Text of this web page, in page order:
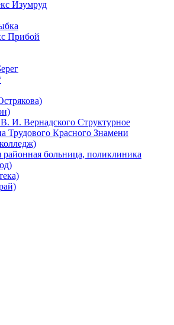
Изумруд
Прибой
И. Вернадского Структурное
Трудового Красного Знамени
больница, поликлиника